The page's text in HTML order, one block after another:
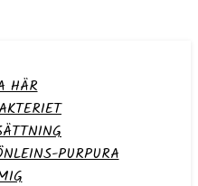
HÄR
PURPURA